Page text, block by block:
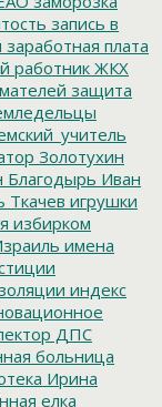
запись в
заработная плата
работник ЖКХ
защита
Золотухин
Благодырь Иван
Ткачев игрушки
избирком
имена
индекс
ДПС
больница
Ирина
елка